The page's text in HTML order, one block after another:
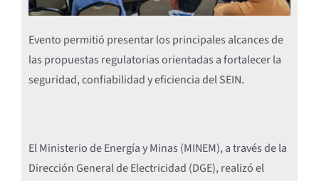
Evento permitió presentar los principales alcances de
las propuestas regulatorias orientadas a fortalecer la
seguridad, confiabilidad y eficiencia del SEIN.
El Ministerio de Energía y Minas (MINEM), a través de la
Dirección General de Electricidad (DGE), realizó el